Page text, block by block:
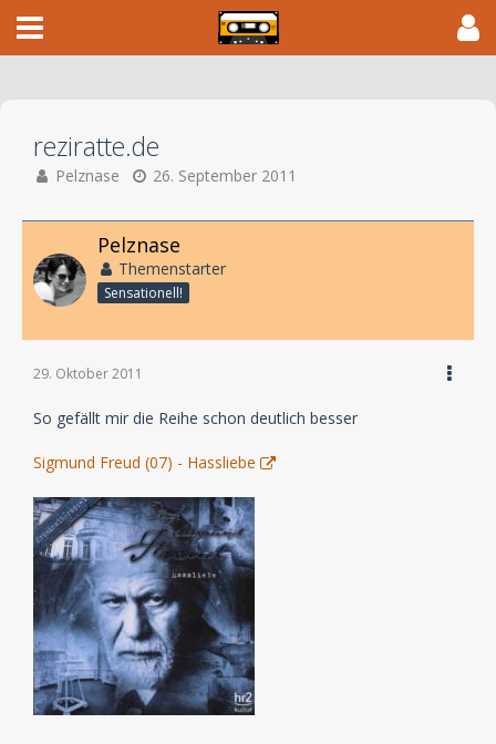
reziratte.de
Pelznase 26. September 2011
Pelznase
Themenstarter
Sensationell!
29. Oktober 2011
So gefällt mir die Reihe schon deutlich besser
Sigmund Freud (07) - Hassliebe